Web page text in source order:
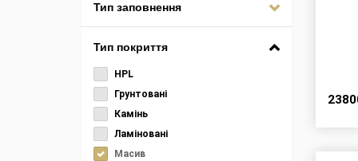
Тип заповнення
Тип покриття
HPL
Грунтовані
Камінь
Ламіновані
Масив